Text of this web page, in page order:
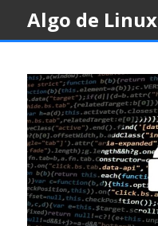
content
Algo de Linux